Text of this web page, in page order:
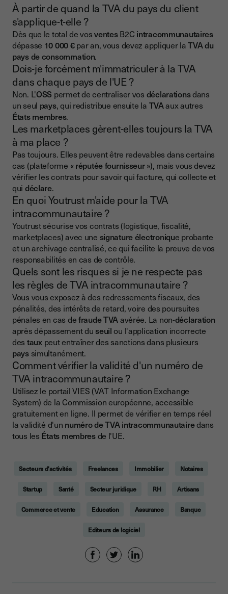
À partir de quand la TVA du pays du client
s'applique-t-elle ?
Dès que le total de vosventesB2C intracommunautaires
dépasse 10 000 €par an, vous devez appliquer laTVA du
pays de consommation.
Dois-je forcément m'immatriculer à la TVA
dans chaque pays de l'UE ?
Non. L'OSS permet de centraliser vos déclarationsdans
un seul pays, qui redistribue ensuite la TVAaux autres
États membres.
Les marketplaces gèrent-elles toujours la TVA
à ma place ?
Pas toujours. Elles peuvent être redevables dans certains
cas (plateforme «réputée fournisseur»), mais vous devez
vérifier les contrats pour savoir qui facture, qui collecte et
qui déclare.
En quoi Youtrust m'aide pour la TVA
intracommunautaire ?
Youtrust sécurise vos contrats (logistique, fiscalité,
marketplaces) avec une signature électronique probante
et un archivage centralisé, ce qui facilite la preuve de vos
responsabilités en cas de contrôle.
Quels sont les risques si je ne respecte pas
les règles de TVA intracommunautaire ?
Vous vous exposez à des redressements fiscaux, des
pénalités, des intérêts de retard, voire des poursuites
pénales en cas defraude TVAavérée. La non-déclaration
après dépassement duseuilou l'application incorrecte
des tauxpeut entraîner des sanctions dans plusieurs
payssimultanément.
Comment vérifier la validité d'un numéro de
TVA intracommunautaire ?
Utilisez le portail VIES (VAT Information Exchange
System) de la Commission européenne, accessible
gratuitement en ligne. Il permet de vérifier en temps réel
la validité d'un numéro de TVA intracommunautairedans
tous les États membresde l'UE.
Secteurs d'activités Freelances Immobilier Notaires
Startup Santé Secteur juridique RH Artisans
Commerce et vente Education Assurance Banque
Editeurs de logiciel